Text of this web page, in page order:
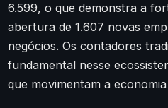
6.599, o que demonstra a
abertura de 1.607 novas
negócios. Os contadores
fundamental nesse
que movimentam a